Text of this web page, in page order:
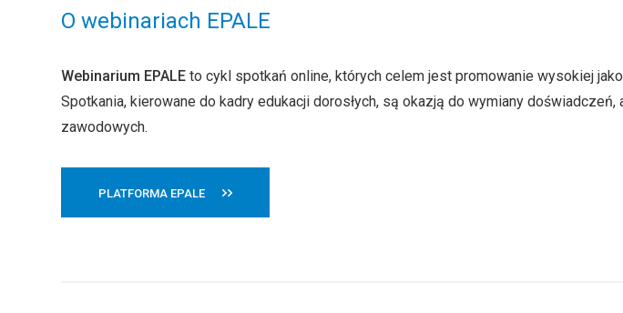
O webinariach EPALE
Webinarium EPALE to cykl spotkań online, których celem jest promowanie wysokiej
Spotkania, kierowane do kadry edukacji dorosłych, są okazją do wymiany
zawodowych.
PLATFORMA EPALE